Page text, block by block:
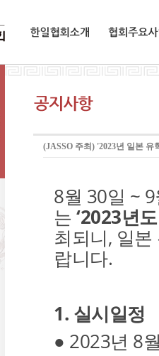
(JASSO 주최) '2023년 일본
8월 30일 ~ 9
는 ‘2023년
최되니, 일본
랍니다.
1. 실시일정
● 2023년 8